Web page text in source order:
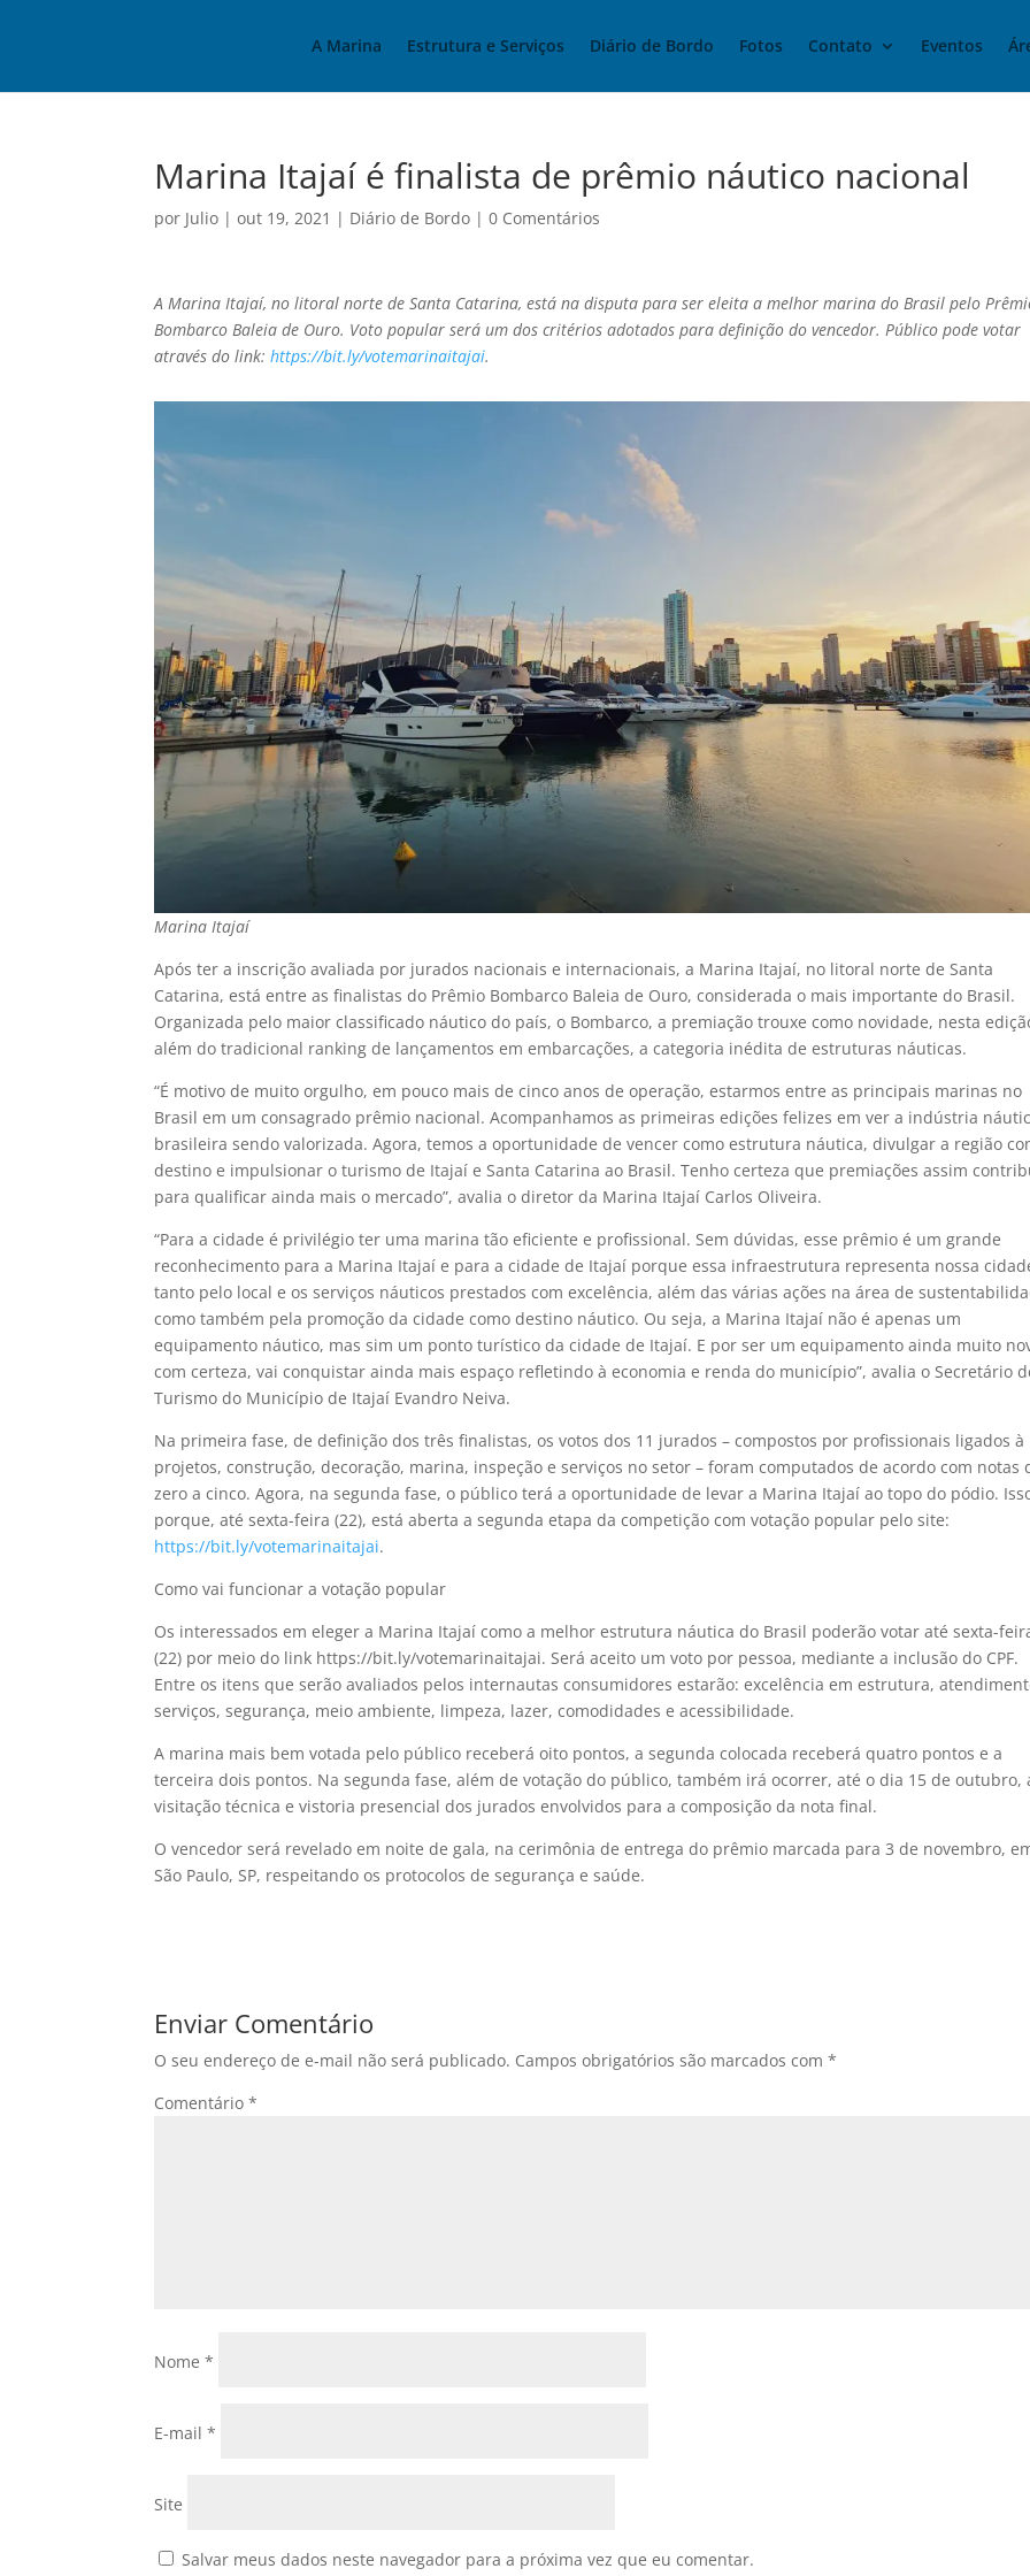
A Marina Estrutura e Serviços Diário de Bordo Fotos Contato Eventos
Marina Itajaí é finalista de prêmio náutico nacional
por Julio |out 19, 2021 | Diário de Bordo |0 Comentários
A Marina Itajaí, no litoral norte de Santa Catarina, está na disputa para ser eleita a melhor marina do Brasil pelo
Bombarco Baleia de Ouro. Voto popular será um dos critérios adotados para definição do vencedor. Público pode votar
através do link:https://bit.ly/votemarinaitajai.
Marina Itajaí
Após ter a inscrição avaliada por jurados nacionais e internacionais, a Marina Itajaí, no litoral norte de Santa
Catarina, está entre as finalistas do Prêmio Bombarco Baleia de Ouro, considerada o mais importante do Brasil.
Organizada pelo maior classificado náutico do país, o Bombarco, a premiação trouxe como novidade, nesta
além do tradicional ranking de lançamentos em embarcações, a categoria inédita de estruturas náuticas.
“É motivo de muito orgulho, em pouco mais de cinco anos de operação, estarmos entre as principais marinas no
Brasil em um consagrado prêmio nacional. Acompanhamos as primeiras edições felizes em ver a indústria
brasileira sendo valorizada. Agora, temos a oportunidade de vencer como estrutura náutica, divulgar a região
destino e impulsionar o turismo de Itajaí e Santa Catarina ao Brasil. Tenho certeza que premiações assim
para qualificar ainda mais o mercado”, avalia o diretor da Marina Itajaí Carlos Oliveira.
“Para a cidade é privilégio ter uma marina tão eficiente e profissional. Sem dúvidas, esse prêmio é um grande
reconhecimento para a Marina Itajaí e para a cidade de Itajaí porque essa infraestrutura representa nossa
tanto pelo local e os serviços náuticos prestados com excelência, além das várias ações na área de
como também pela promoção da cidade como destino náutico. Ou seja, a Marina Itajaí não é apenas um
equipamento náutico, mas sim um ponto turístico da cidade de Itajaí. E por ser um equipamento ainda muito
com certeza, vai conquistar ainda mais espaço refletindo à economia e renda do município”, avalia o Secretário
Turismo do Município de Itajaí Evandro Neiva.
Na primeira fase, de definição dos três finalistas, os votos dos 11 jurados – compostos por profissionais ligados à
projetos, construção, decoração, marina, inspeção e serviços no setor – foram computados de acordo com notas
zero a cinco. Agora, na segunda fase, o público terá a oportunidade de levar a Marina Itajaí ao topo do pódio.
porque, até sexta-feira (22), está aberta a segunda etapa da competição com votação popular pelo site:
https://bit.ly/votemarinaitajai.
Como vai funcionar a votação popular
Os interessados em eleger a Marina Itajaí como a melhor estrutura náutica do Brasil poderão votar até sexta-
(22) por meio do link https://bit.ly/votemarinaitajai. Será aceito um voto por pessoa, mediante a inclusão do CPF.
Entre os itens que serão avaliados pelos internautas consumidores estarão: excelência em estrutura,
serviços, segurança, meio ambiente, limpeza, lazer, comodidades e acessibilidade.
A marina mais bem votada pelo público receberá oito pontos, a segunda colocada receberá quatro pontos e a
terceira dois pontos. Na segunda fase, além de votação do público, também irá ocorrer, até o dia 15 de outubro,
visitação técnica e vistoria presencial dos jurados envolvidos para a composição da nota final.
O vencedor será revelado em noite de gala, na cerimônia de entrega do prêmio marcada para 3 de novembro,
São Paulo, SP, respeitando os protocolos de segurança e saúde.
Enviar Comentário
O seu endereço de e-mail não será publicado. Campos obrigatórios são marcados com*
Comentário*
Nome*
E-mail*
Site
Salvar meus dados neste navegador para a próxima vez que eu comentar.